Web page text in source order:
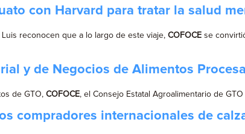
con Harvard para tratar la salud
que a lo largo de este viaje, COFOCE se
y de Negocios de Alimentos
de GTO, COFOCE, el Consejo Estatal Agroalimentario de GTO
compradores internacionales de